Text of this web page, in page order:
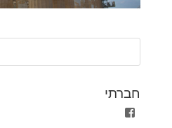
חברתי